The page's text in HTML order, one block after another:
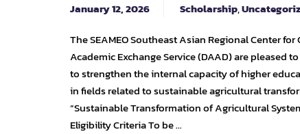
January 12, 2026 Scholarship,
The SEAMEO Southeast Asian Regional Center
Academic Exchange Service (DAAD) are
to strengthen the internal capacity of higher
in fields related to sustainable agricultural
“Sustainable Transformation of Agricultural
Eligibility Criteria To be …